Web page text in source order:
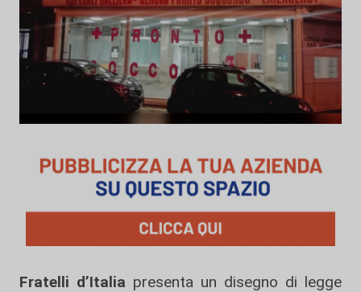
Fratelli d’Italia presenta un disegno di legge